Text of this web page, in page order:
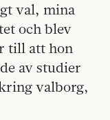
val, mina
och blev
till att hon
av studier
valborg,